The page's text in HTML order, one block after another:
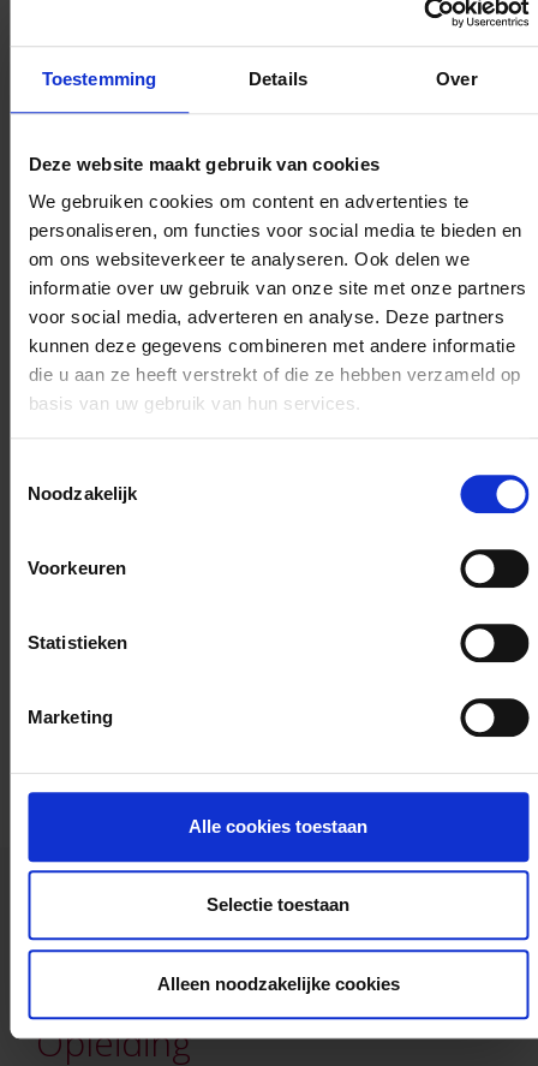
Toestemming Details Over
Deze website maakt gebruik van cookies
We gebruiken cookies om content en advertenties te
personaliseren, om functies voor social media te bieden en
om ons websiteverkeer te analyseren. Ook delen we
informatie over uw gebruik van onze site met onze partners
voor social media, adverteren en analyse. Deze partners
kunnen deze gegevens combineren met andere informatie
die u aan ze heeft verstrekt of die ze hebben verzameld op
basis van uw gebruik van hun services.
Noodzakelijk
Voorkeuren
Statistieken
Marketing
Alle cookies toestaan
Selectie toestaan
Alleen noodzakelijke cookies
werkvergaderingen met de Interne Dienst voor
Preventie en Bescherming op het Werk en de
werkgever, deelname aan een vergadering van het
CPBW (Comité voor Preventie en Bescherming op
uitwerking van een sensibiliseringsprogramma voor
het personeel;
volledige catalogus van de standaardopleidingen
en/of een eenmalige opleiding voor een specifiek
publiek.
U kuntcontact opnemen met uw AMIom de
informaticatool ‘WASP’ aan te vragen. Met deze
eenvoudige en gebruiksvriendelijke tool kunt u uw
schadegevallen aangeven en krijgt u risico- en
Opleiding